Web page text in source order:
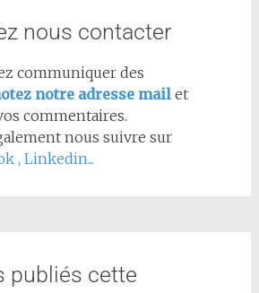
nous contacter
communiquer des
notre adresse mail et
commentaires.
nous suivre sur
, Linkedin...
publiés cette